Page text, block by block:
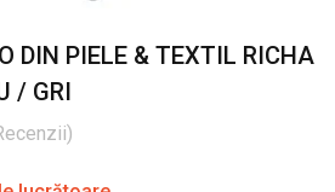
DIN PIELE & TEXTIL RICHA
/ GRI
)